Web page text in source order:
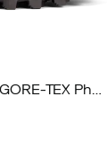
Women's Fron 2.0 A/P/S GORE-TEX Phantom Black